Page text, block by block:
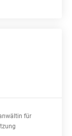
für